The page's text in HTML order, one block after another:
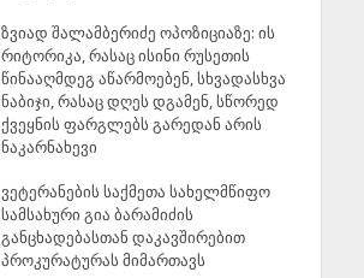
ზვიად შალამბერიძე ოპოზიციაზე: ის
რიტორიკა, რასაც ისინი რუსეთის
წინააღმდეგ აწარმოებენ, სხვადასხვა
ნაბიჯი, რასაც დღეს დგამენ, სწორედ
ქვეყნის ფარგლებს გარედან არის
ნაკარნახევი
ვეტერანების საქმეთა სახელმწიფო
სამსახური გია ბარამიძის
განცხადებასთან დაკავშირებით
პროკურატურას მიმართავს